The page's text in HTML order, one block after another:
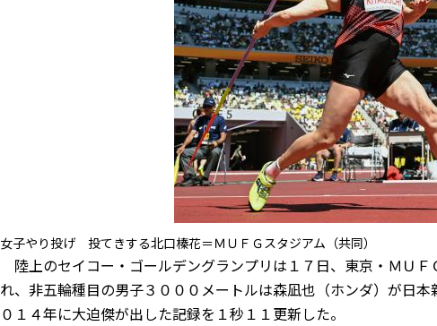
女子やり投げ 投てきする北口榛花＝ＭＵＦＧスタジアム（共同）
陸上のセイコー・ゴールデングランプリは１７日、東京・ＭＵ
れ、非五輪種目の男子３０００メートルは森凪也（ホンダ）が日
０１４年に大迫傑が出した記録を１秒１１更新した。